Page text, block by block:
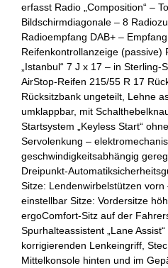
erfasst Radio „Composition“ –
Bildschirmdiagonale – 8
Radioempfang DAB+ –
Reifenkontrollanzeige (passive)
„Istanbul“ 7 J x 17 – in
AirStop-Reifen 215/55 R 17
Rücksitzbank ungeteilt, Lehne
umklappbar, mit
Startsystem „Keyless Start“
Servolenkung –
geschwindigkeitsabhängig
Dreipunkt-
Sitze: Lendenwirbelstützen
einstellbar Sitze: Vordersitze
ergoComfort-Sitz auf der
Spurhalteassistent „Lane
korrigierenden Lenkeingriff,
Mittelkonsole hinten und im